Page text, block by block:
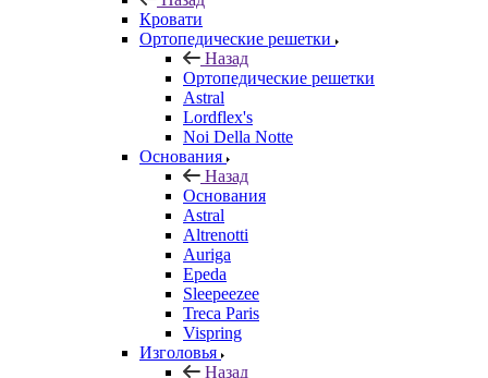
Кровати
Ортопедические решетки
Назад
Ортопедические решетки
Astral
Lordflex's
Noi Della Notte
Основания
Назад
Основания
Astral
Altrenotti
Auriga
Epeda
Sleepeezee
Treca Paris
Vispring
Изголовья
Назад